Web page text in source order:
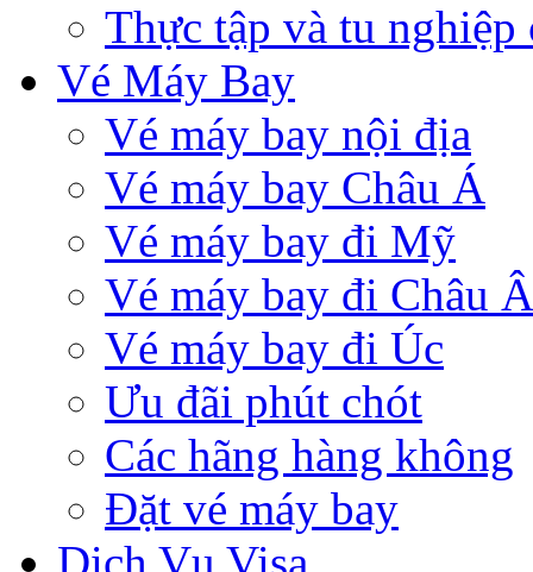
Thực tập và tu
Vé Máy Bay
Vé máy bay nội địa
Vé máy bay Châu Á
Vé máy bay đi Mỹ
Vé máy bay đi Châu
Vé máy bay đi Úc
Ưu đãi phút chót
Các hãng hàng không
Đặt vé máy bay